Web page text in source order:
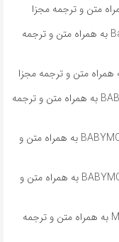
آهنگ انگلیسی Dying To Love از Bad Omens به همراه متن و ترجمه
آهنگ انگلیسی HOT SAUCE از BABYMONSTER به همراه متن و ترجمه
آهنگ انگلیسی SUPA DUPA LUV از BABYMONSTER به همراه متن و
آهنگ انگلیسی کره‌ای WE GO UP از BABYMONSTER به همراه متن و
آهنگ انگلیسی ROLLERCOASTER از MARINA به همراه متن و ترجمه